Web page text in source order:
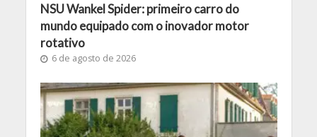
NSU Wankel Spider: primeiro carro do
mundo equipado com o inovador motor
rotativo
6 de agosto de 2026